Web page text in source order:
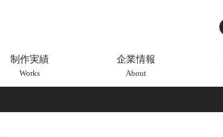
制作実績
Works
企業情報
About